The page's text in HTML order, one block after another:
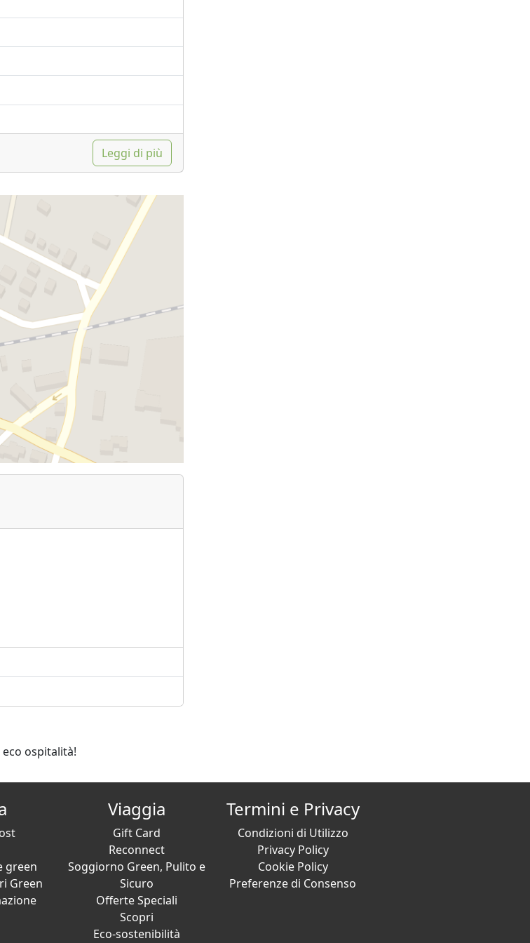
Leggi di più
ospitalità!
green
Green
Viaggia
Gift Card
Reconnect
Soggiorno Green, Pulito e
Sicuro
Offerte Speciali
Scopri
Eco-sostenibilità
Termini e Privacy
Condizioni di Utilizzo
Privacy Policy
Cookie Policy
Preferenze di Consenso